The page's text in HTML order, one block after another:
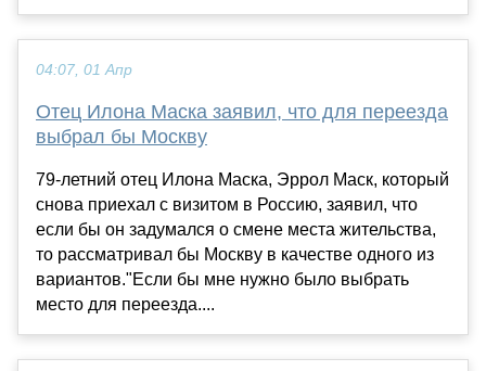
04:07, 01 Апр
Отец Илона Маска заявил, что для переезда
выбрал бы Москву
79-летний отец Илона Маска, Эррол Маск, который
снова приехал с визитом в Россию, заявил, что
если бы он задумался о смене места жительства,
то рассматривал бы Москву в качестве одного из
вариантов."Если бы мне нужно было выбрать
место для переезда....